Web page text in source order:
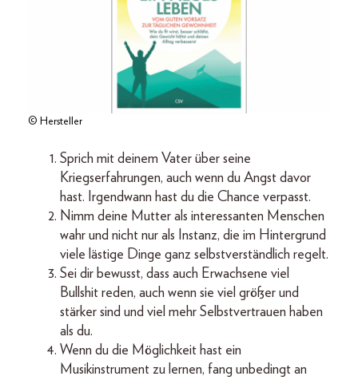
© Hersteller
Sprich mit deinem Vater über seine
Kriegserfahrungen, auch wenn du Angst davor
hast. Irgendwann hast du die Chance verpasst.
Nimm deine Mutter als interessanten Menschen
wahr und nicht nur als Instanz, die im Hintergrund
viele lästige Dinge ganz selbstverständlich regelt.
Sei dir bewusst, dass auch Erwachsene viel
Bullshit reden, auch wenn sie viel größer und
stärker sind und viel mehr Selbstvertrauen haben
als du.
Wenn du die Möglichkeit hast ein
Musikinstrument zu lernen, fang unbedingt an